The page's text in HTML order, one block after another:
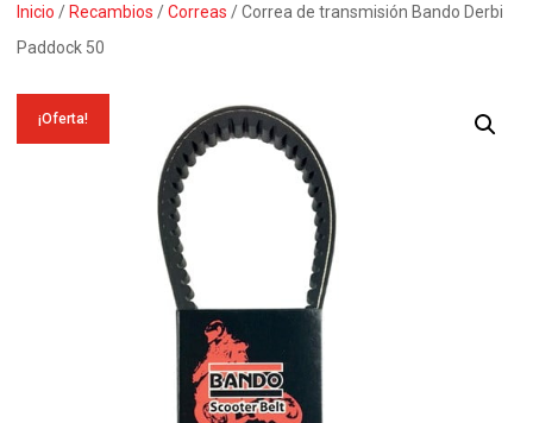
Inicio / Recambios /Correas / Correa de transmisión Bando Derbi
Paddock 50
¡Oferta!